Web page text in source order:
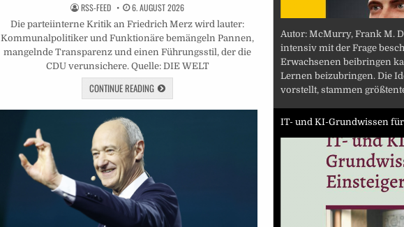
RSS-FEED 6. AUGUST 2026
Die parteiinterne Kritik an Friedrich Merz wird lauter:
Kommunalpolitiker und Funktionäre bemängeln Pannen,
mangelnde Transparenz und einen Führungsstil, der die
CDU verunsichere. Quelle: DIE WELT
CONTINUE READING
Autor: McMurry, Frank M.
intensiv mit der Frage
Erwachsenen beibringen
Lernen beizubringen. Die
vorstellt, stammen
IT- und KI-Grundwissen